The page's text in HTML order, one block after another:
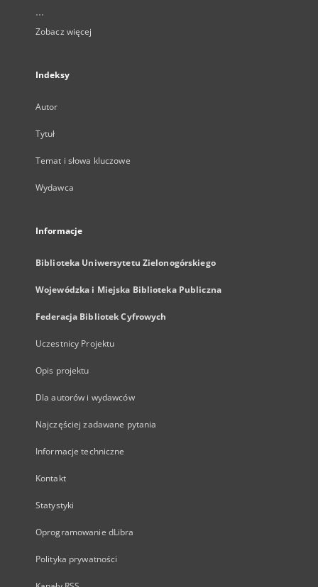
...
Zobacz więcej
Indeksy
Autor
Tytuł
Temat i słowa kluczowe
Wydawca
Informacje
Biblioteka Uniwersytetu Zielonogórskiego
Wojewódzka i Miejska Biblioteka Publiczna
Federacja Bibliotek Cyfrowych
Uczestnicy Projektu
Opis projektu
Dla autorów i wydawców
Najczęściej zadawane pytania
Informacje techniczne
Kontakt
Statystyki
Oprogramowanie dLibra
Polityka prywatności